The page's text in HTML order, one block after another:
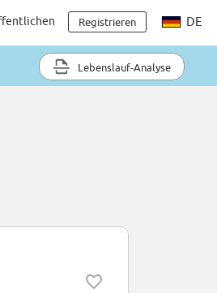
Registrieren DE
Lebenslauf-Analyse